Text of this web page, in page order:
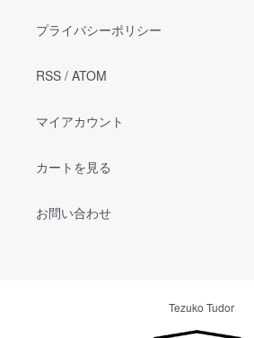
プライバシーポリシー
RSS / ATOM
マイアカウント
カートを見る
お問い合わせ
Tezuko Tudor